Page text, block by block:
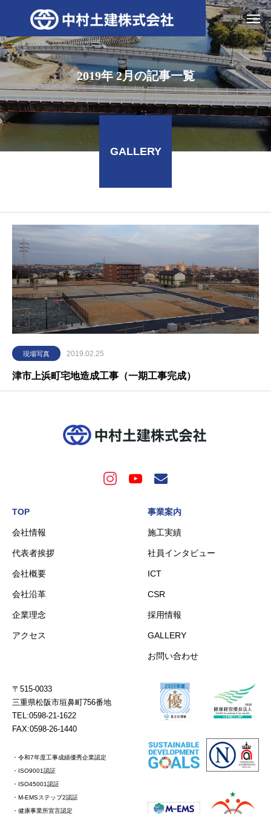
2019年 2月の記事一覧
GALLERY
現場写真 2019.02.25
津市上浜町宅地造成工事（一期工事完成）
TOP
会社情報
代表者挨拶
会社概要
会社沿革
企業理念
アクセス
事業案内
施工実績
社員インタビュー
ICT
CSR
採用情報
GALLERY
お問い合わせ
〒515-0033
三重県松阪市垣鼻町756番地
TEL:0598-21-1622
FAX:0598-26-1440
・令和7年度工事成績優秀企業認定
・ISO9001認証
・ISO45001認証
・M-EMSステップ2認証
・健康事業所宣言認定